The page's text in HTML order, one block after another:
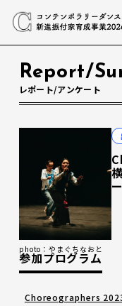
Report/
レポート/アンケート
photo：やまぐちなおと
参加プログラム
Choreographers